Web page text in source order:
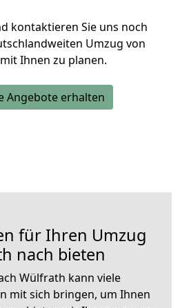
kontaktieren Sie uns noch
Umzug von
Ihnen zu planen.
Angebote erhalten
für Ihren Umzug
nach bieten
Wülfrath kann viele
mit sich bringen, um Ihnen